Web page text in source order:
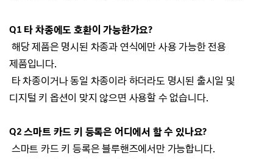
Q1 타 차종에도 호환이 가능한가요?
해당 제품은 명시된 차종과 연식에만 사용 가능한 전용
제품입니다.
타 차종이거나 동일 차종이라 하더라도 명시된 출시일 및
디지털 키 옵션이 맞지 않으면 사용할 수 없습니다.
Q2 스마트 카드 키 등록은 어디에서 할 수 있나요?
스마트 카드 키 등록은 블루핸즈에서만 가능합니다.